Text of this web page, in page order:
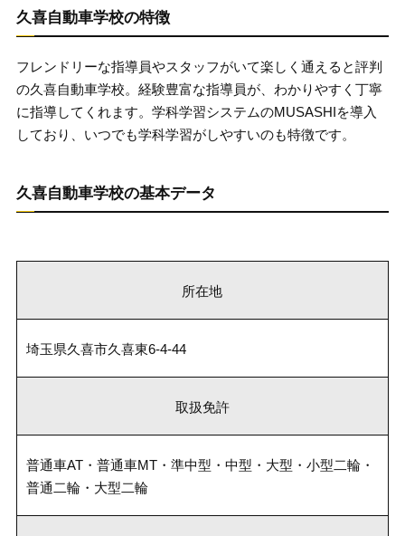
久喜自動車学校の特徴
フレンドリーな指導員やスタッフがいて楽しく通えると評判
の久喜自動車学校。経験豊富な指導員が、わかりやすく丁寧
に指導してくれます。学科学習システムのMUSASHIを導入
しており、いつでも学科学習がしやすいのも特徴です。
久喜自動車学校の基本データ
所在地
埼玉県久喜市久喜東6-4-44
取扱免許
普通車AT・普通車MT・準中型・中型・大型・小型二輪・
普通二輪・大型二輪